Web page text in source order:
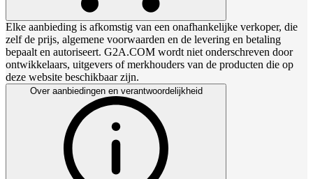
Elke aanbieding is afkomstig van een onafhankelijke verkoper, die
zelf de prijs, algemene voorwaarden en de levering en betaling
bepaalt en autoriseert. G2A.COM wordt niet onderschreven door
ontwikkelaars, uitgevers of merkhouders van de producten die op
deze website beschikbaar zijn.
Over aanbiedingen en verantwoordelijkheid